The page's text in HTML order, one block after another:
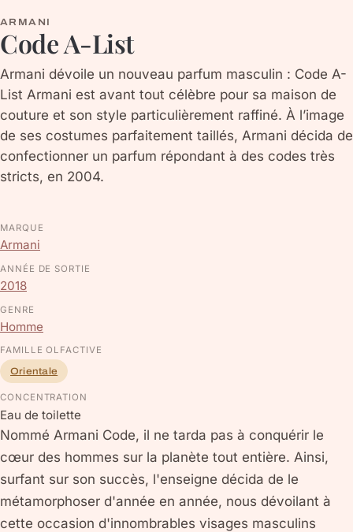
ARMANI
Code A-List
Armani dévoile un nouveau parfum masculin : Code A-
List Armani est avant tout célèbre pour sa maison de
couture et son style particulièrement raffiné. À l’image
de ses costumes parfaitement taillés, Armani décida de
confectionner un parfum répondant à des codes très
stricts, en 2004.
MARQUE
Armani
ANNÉE DE SORTIE
2018
GENRE
Homme
FAMILLE OLFACTIVE
Orientale
CONCENTRATION
Eau de toilette
Nommé Armani Code, il ne tarda pas à conquérir le
cœur des hommes sur la planète tout entière. Ainsi,
surfant sur son succès, l'enseigne décida de le
métamorphoser d'année en année, nous dévoilant à
cette occasion d'innombrables visages masculins